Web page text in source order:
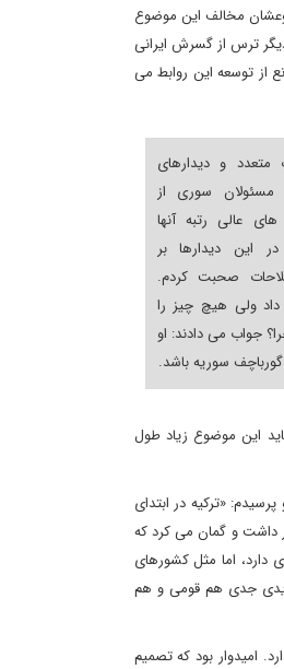
مخالف این موضوع
ترس از گسرش ایرانی
از توسعه این روابط می
و دیدارهای
مسئولان سوری از
عالی رتبه آنها
این دیدارها بر
صحبت کردم.
ولی هیچ چیز را
جواب می دادند: او
سوریه باشد.
این موضوع زیاد طول
«ترکیه در ابتدای
داشت و گمان می کرد که
دارد، اما مثل کشورهای
جدی هم قومی و هم
امیدوار بود که تصمیم